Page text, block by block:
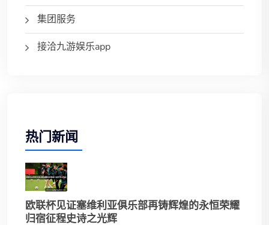
集团服务
接洽九游娱乐app
热门新闻
欧联杯见证塞维利亚俱乐部再铸辉煌的永恒荣耀
归宿征程史诗之光辉